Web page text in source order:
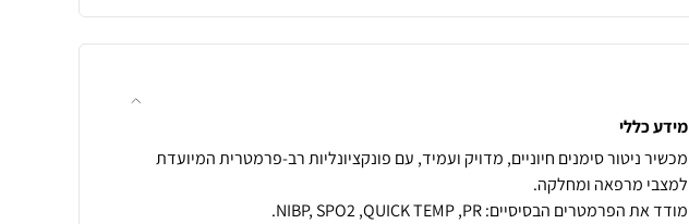
מידע כללי
מכשיר ניטור סימנים חיוניים, מדויק ועמיד, עם פונקציונליות רב-פרמטרית המיועדת